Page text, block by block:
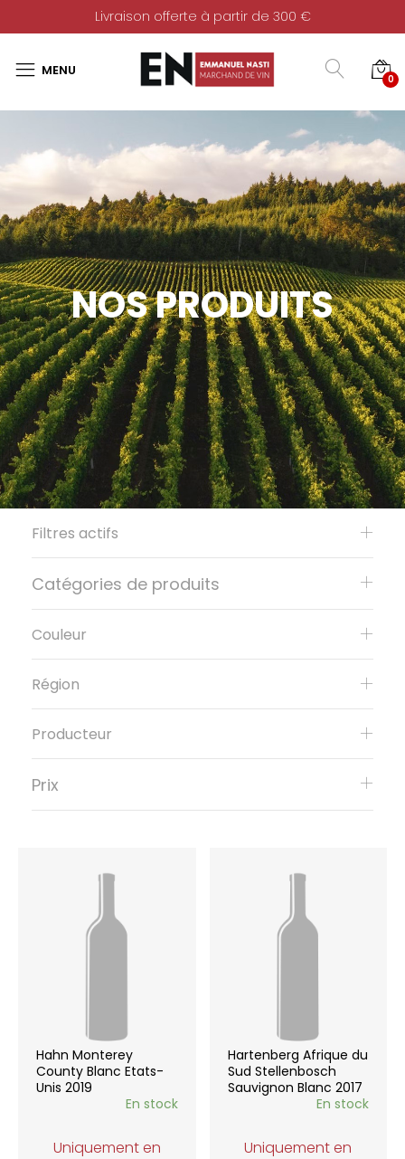
Livraison offerte à partir de 300 €
0
NOS PRODUITS
Hahn Monterey
County Blanc Etats-
Unis 2019
En stock
Uniquement en
Hartenberg Afrique du
Sud Stellenbosch
Sauvignon Blanc 2017
En stock
Uniquement en
Filtres actifs
Catégories de produits
Couleur
Région
Producteur
Prix